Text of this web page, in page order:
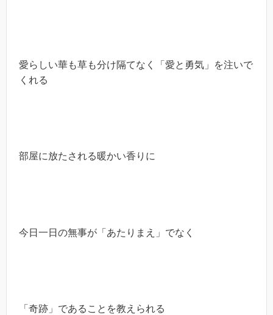
愛らしい華も草も分け隔てなく「愛と勇気」を注いで
くれる
部屋に放たされる暖かい香りに
今日一日の無事が「あたりまえ」でなく
「奇跡」であることを教えられる